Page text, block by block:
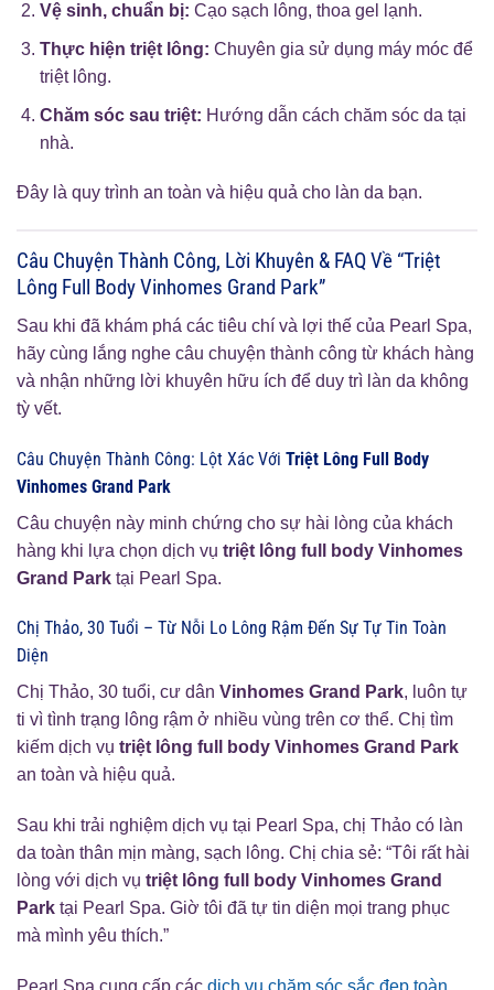
Vệ sinh, chuẩn bị: Cạo sạch lông, thoa gel lạnh.
Thực hiện triệt lông: Chuyên gia sử dụng máy móc để
triệt lông.
Chăm sóc sau triệt: Hướng dẫn cách chăm sóc da tại
nhà.
Đây là quy trình an toàn và hiệu quả cho làn da bạn.
Câu Chuyện Thành Công, Lời Khuyên & FAQ Về “Triệt
Lông Full Body Vinhomes Grand Park”
Sau khi đã khám phá các tiêu chí và lợi thế của Pearl Spa,
hãy cùng lắng nghe câu chuyện thành công từ khách hàng
và nhận những lời khuyên hữu ích để duy trì làn da không
tỳ vết.
Câu Chuyện Thành Công: Lột Xác Với Triệt Lông Full Body
Vinhomes Grand Park
Câu chuyện này minh chứng cho sự hài lòng của khách
hàng khi lựa chọn dịch vụ triệt lông full body Vinhomes
Grand Park tại Pearl Spa.
Chị Thảo, 30 Tuổi – Từ Nỗi Lo Lông Rậm Đến Sự Tự Tin Toàn
Diện
Chị Thảo, 30 tuổi, cư dân Vinhomes Grand Park, luôn tự
ti vì tình trạng lông rậm ở nhiều vùng trên cơ thể. Chị tìm
kiếm dịch vụ triệt lông full body Vinhomes Grand Park
an toàn và hiệu quả.
Sau khi trải nghiệm dịch vụ tại Pearl Spa, chị Thảo có làn
da toàn thân mịn màng, sạch lông. Chị chia sẻ: “Tôi rất hài
lòng với dịch vụ triệt lông full body Vinhomes Grand
Park tại Pearl Spa. Giờ tôi đã tự tin diện mọi trang phục
mà mình yêu thích.”
Pearl Spa cung cấp các dịch vụ chăm sóc sắc đẹp toàn